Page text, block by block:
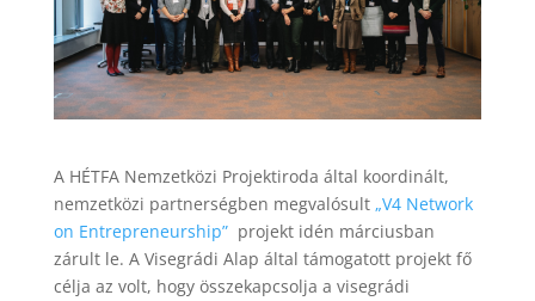
A HÉTFA Nemzetközi Projektiroda által koordinált,
nemzetközi partnerségben megvalósult „V4 Network
on Entrepreneurship”projekt idén márciusban
zárult le. A Visegrádi Alap által támogatott projekt fő
célja az volt, hogy összekapcsolja a visegrádi